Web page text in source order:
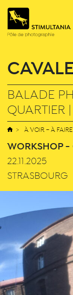
CAVALE
BALADE
QUARTIER
À VOIR – À FAIRE
WORKSHOP -
22.11.2025
STRASBOURG